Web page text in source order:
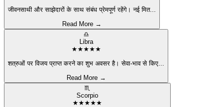
जीवनसाथी और साझेदारों के साथ संबंध प्रेमपूर्ण रहेंगे। नई मित...
Read More →
♎
Libra
★★★★★
शत्रुओं पर विजय प्राप्त करने का शुभ अवसर है। सेवा-भाव से किए
Read More →
♏
Scorpio
★★★★★